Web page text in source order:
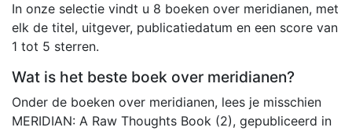
In onze selectie vindt u 8 boeken over meridianen, met
elk de titel, uitgever, publicatiedatum en een score van
1 tot 5 sterren.
Wat is het beste boek over meridianen?
Onder de boeken over meridianen, lees je misschien
MERIDIAN: A Raw Thoughts Book (2), gepubliceerd in